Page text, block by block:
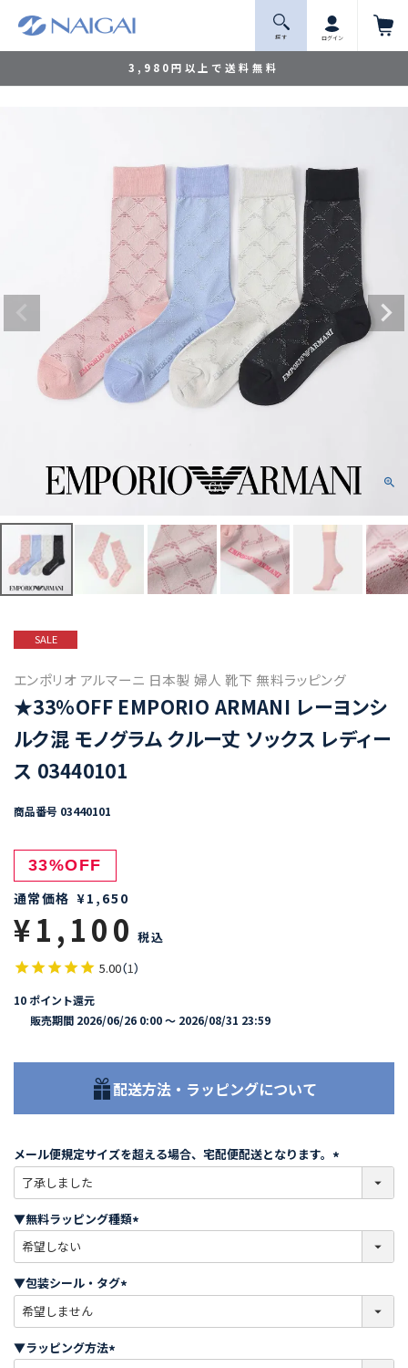
3,980円以上で送料無料
探 す ログイン
SALE
エンポリオ アルマーニ 日本製 婦人 靴下 無料ラッピング
★33％OFF EMPORIO ARMANI レーヨンシ
ルク混 モノグラム クルー丈 ソックス レディー
ス 03440101
商品番号 03440101
33%OFF
通常価格 ¥1,650
¥1,100 税込
5.00（1）
10 ポイント還元
販売期間 2026/06/26 0:00〜 2026/08/31 23:59
配送方法・ラッピングについて
メール便規定サイズを超える場合、宅配便配送となります。
必
)
▼無料ラッピング種類
必
)
▼包装シール・タグ
必
)
▼ラッピング方法